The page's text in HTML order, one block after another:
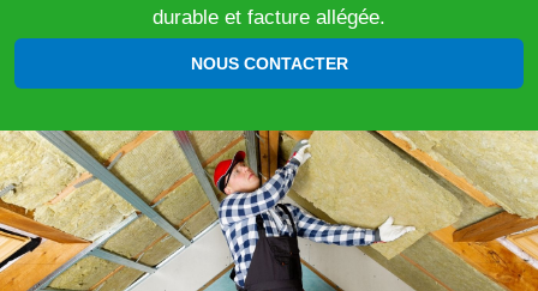
durable et facture allégée.
NOUS CONTACTER